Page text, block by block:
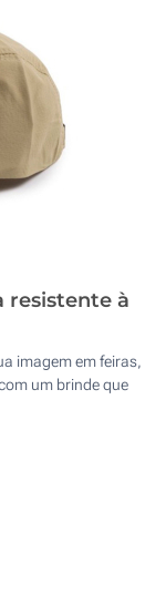
resistente à
imagem em feiras,
um brinde que